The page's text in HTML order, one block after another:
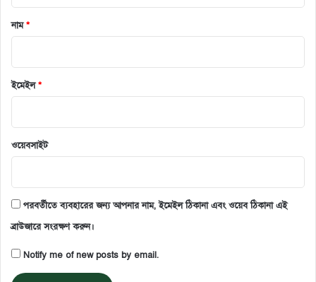
নাম*
ইমেইল*
ওয়েবসাইট
পরবর্তীতে ব্যবহারের জন্য আপনার নাম, ইমেইল ঠিকানা এবং ওয়েব ঠিকানা এই
ব্রাউজারে সংরক্ষণ করুন।
Notify me of new posts by email.